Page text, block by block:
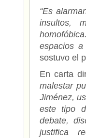
“Es
insultos,
espacios
sostuvo el
En carta
malestar
Jiménez,
este tipo
debate,
justifica